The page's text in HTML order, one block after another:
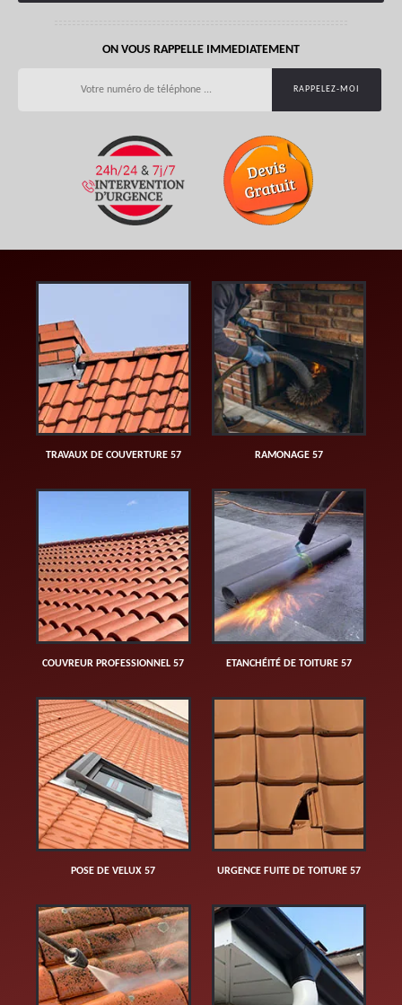
ON VOUS RAPPELLE IMMEDIATEMENT
TRAVAUX DE COUVERTURE 57 RAMONAGE 57
COUVREUR PROFESSIONNEL 57 ETANCHÉITÉ DE TOITURE 57
POSE DE VELUX 57 URGENCE FUITE DE TOITURE 57